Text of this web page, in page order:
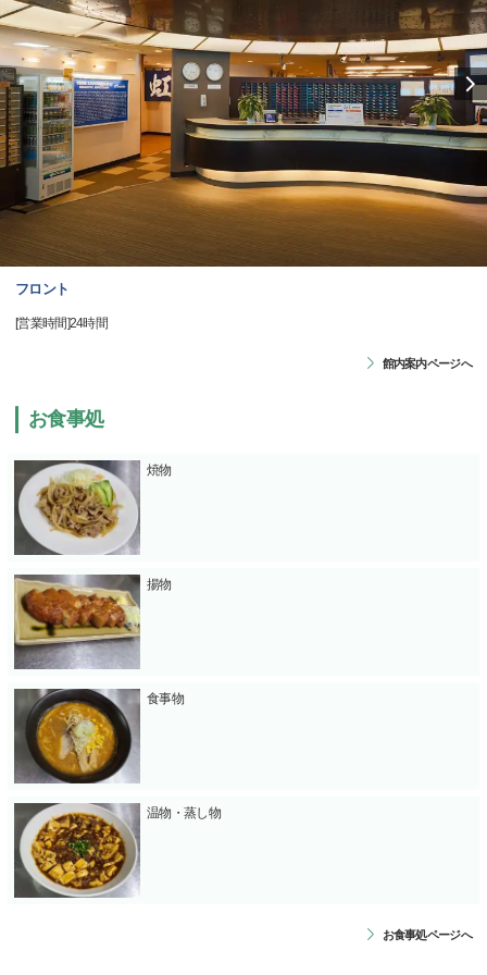
フロント
[営業時間]24時間
館内案内ページへ
お食事処
焼物
揚物
食事物
温物・蒸し物
お食事処ページへ